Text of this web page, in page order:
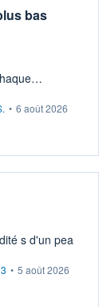
bas
• 6 août 2026
s d'un pea
• 5 août 2026